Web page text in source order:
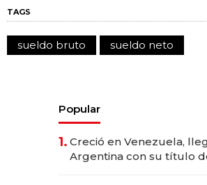
TAGS
sueldo bruto sueldo neto
Popular
1. Creció en Venezuela,
Argentina con su título